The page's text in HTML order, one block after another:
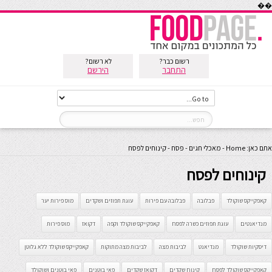
��
רשום כבר?
התחבר
לא רשום?
הירשם
אתם כאן: Home
- מאכלי חגים - פסח -קינוחים לפסח
קינוחים לפסח
קאפקייקס שוקולד פבלובה פבלובה עם פירות עוגת תפוזים ושקדים מוס פירות יער
מנדיאנטים עוגת תפוזים כשרה לפסח קאפקייקס שוקולד וקפה דקואז מוס פירות
דיסקיות שוקולד מנדיאנט לביבות מצה לביבות מצה מתוקות קאפקייקס שוקולד ללא גלוטן
קאפקייקס שוקולד לפסח קינוח שקדים דקואז שקדים פאי בוטנים פאי בוטנים ושוקולדError: לא ניתן ליצור את התיקייה wp-content/uploads/2026/08. יש לבדוק שתיקיית